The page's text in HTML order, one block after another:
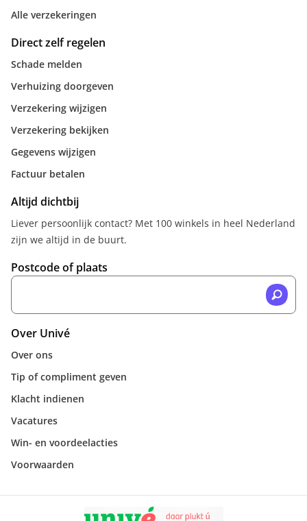
Alle verzekeringen
Direct zelf regelen
Schade melden
Verhuizing doorgeven
Verzekering wijzigen
Verzekering bekijken
Gegevens wijzigen
Factuur betalen
Altijd dichtbij
Liever persoonlijk contact? Met 100 winkels in heel Nederland
zijn we altijd in de buurt.
Postcode of plaats
Over Univé
Over ons
Tip of compliment geven
Klacht indienen
Vacatures
Win- en voordeelacties
Voorwaarden